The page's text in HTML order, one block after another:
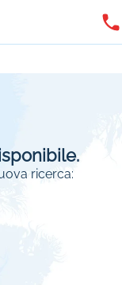
ricerca: